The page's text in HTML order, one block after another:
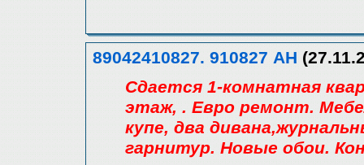
89042410827. 910827 АН
Сдается 1-комнатная
этаж, . Евро ремонт.
купе, два
гарнитур. Новые обои.